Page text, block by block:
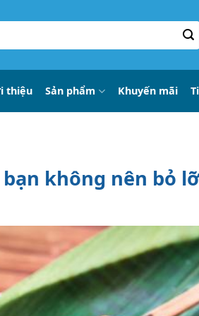
thiệu Sản phẩm Khuyến mãi
bạn không nên bỏ lỡ